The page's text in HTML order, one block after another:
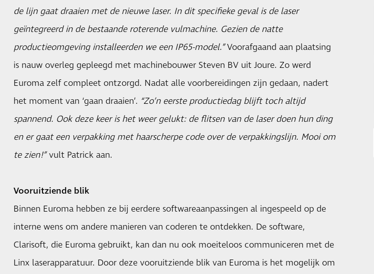
de lijn gaat draaien met de nieuwe laser. In dit specifieke geval is de laser
geïntegreerd in de bestaande roterende vulmachine. Gezien de natte
productieomgeving installeerden we een IP65-model.”Voorafgaand aan plaatsing
is nauw overleg gepleegd met machinebouwer Steven BV uit Joure. Zo werd
Euroma zelf compleet ontzorgd. Nadat alle voorbereidingen zijn gedaan, nadert
het moment van ‘gaan draaien’. “Zo’n eerste productiedag blijft toch altijd
spannend. Ook deze keer is het weer gelukt: de flitsen van de laser doen hun ding
en er gaat een verpakking met haarscherpe code over de verpakkingslijn. Mooi om
te zien!”vult Patrick aan.
Vooruitziende blik
Binnen Euroma hebben ze bij eerdere softwareaanpassingen al ingespeeld op de
interne wens om andere manieren van coderen te ontdekken. De software,
Clarisoft, die Euroma gebruikt, kan dan nu ook moeiteloos communiceren met de
Linx laserapparatuur. Door deze vooruitziende blik van Euroma is het mogelijk om